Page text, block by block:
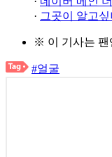
· 그곳이 알고
※ 이 기사는 팬
#얼굴